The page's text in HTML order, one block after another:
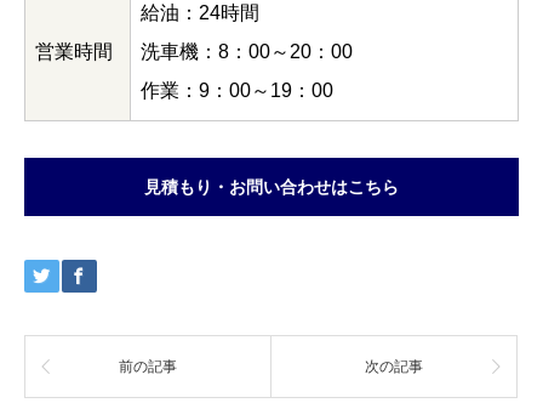
営業時間
給油：24時間
洗車機：8：00～20：00
作業：9：00～19：00
見積もり・お問い合わせはこちら
前の記事 次の記事